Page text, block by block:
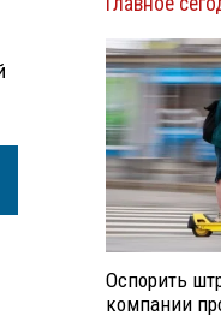
Оспорить
компании